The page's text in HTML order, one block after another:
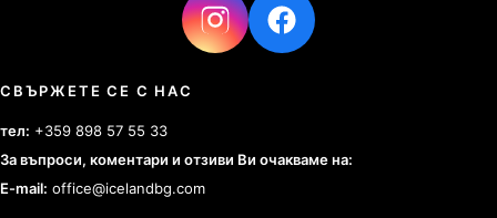
СВЪРЖЕТЕ СЕ С НАС
тел: +359 898 57 55 33
За въпроси, коментари и отзиви Ви очакваме на:
E-mail: office@icelandbg.com